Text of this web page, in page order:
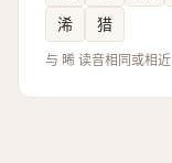
浠
猎
与 晞 读音相同或相近